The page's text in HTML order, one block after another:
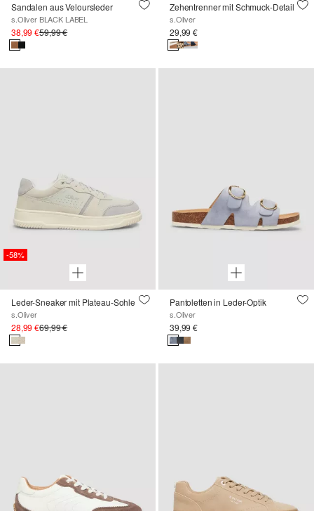
Sandalen aus Veloursleder
s.Oliver BLACK LABEL
38,99 €59,99 €
Zehentrenner mit Schmuck-Detail
s.Oliver
29,99 €
-58%
Leder-Sneaker mit Plateau-Sohle
s.Oliver
28,99 €69,99 €
Pantoletten in Leder-Optik
s.Oliver
39,99 €